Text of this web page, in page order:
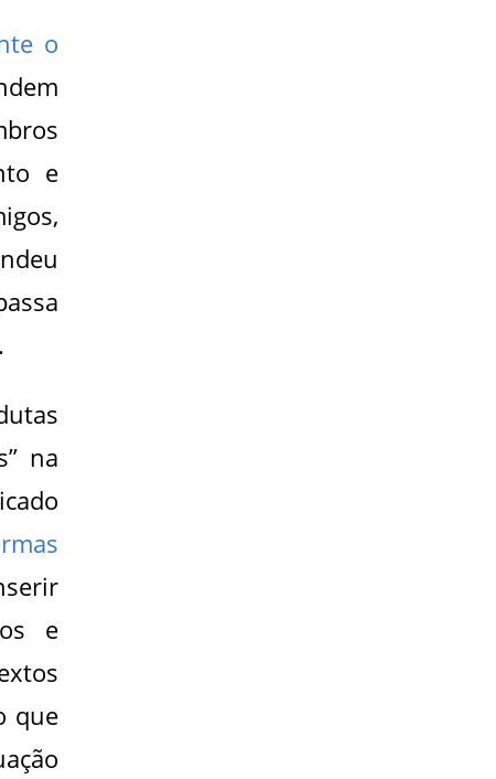
o
e
na
e
que